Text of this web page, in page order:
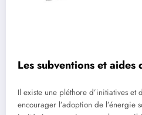
Les subventions et aides
Il existe une pléthore d’initiatives et
encourager l’adoption de l’énergie